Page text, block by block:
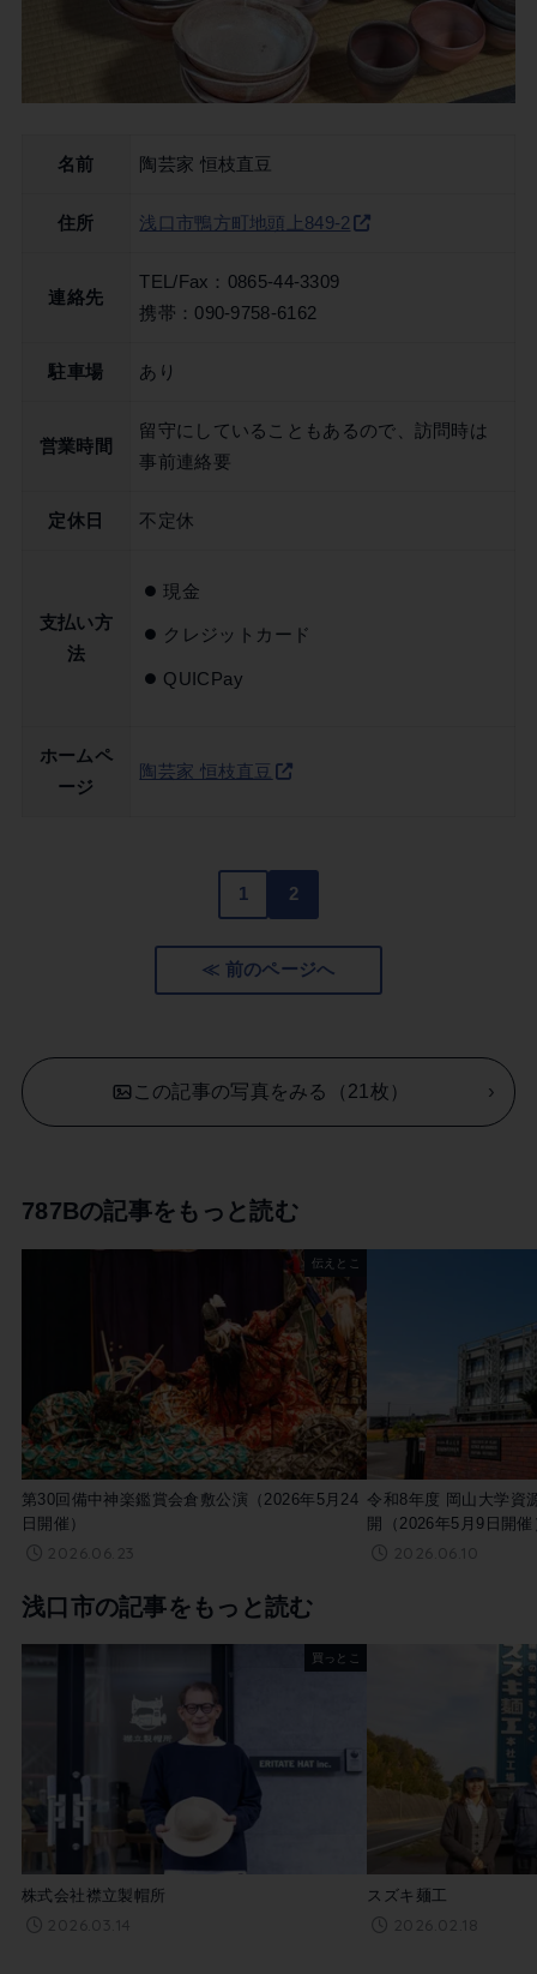
名前 陶芸家 恒枝直豆
住所 浅口市鴨方町地頭上849-2
連絡先
TEL/Fax：0865-44-3309
​携帯：090-9758-6162​
駐車場 あり
営業時間
留守にしていることもあるので、訪問時は
事前連絡要
定休日 不定休
支払い方
法
現金
クレジットカード
QUICPay
ホームペ
ージ
陶芸家 恒枝直豆
1 2
≪ 前のページへ
この記事の写真をみる（21枚）
787Bの記事をもっと読む
伝えとこ
第30回備中神楽鑑賞会倉敷公演（2026年5月24
日開催）
2026.06.23
令和8年度 岡山大学資
開（2026年5月9日開催
2026.06.10
浅口市の記事をもっと読む
買っとこ
株式会社襟立製帽所
2026.03.14
スズキ麺工
2026.02.18